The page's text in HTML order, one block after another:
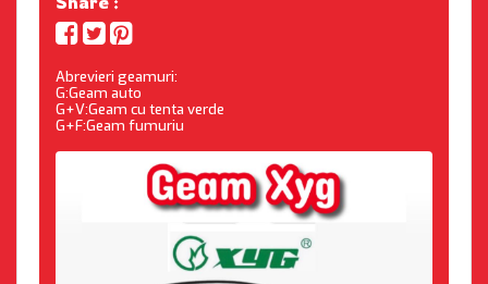
Abrevieri geamuri:
G:Geam auto
G+V:Geam cu tenta verde
G+F:Geam fumuriu